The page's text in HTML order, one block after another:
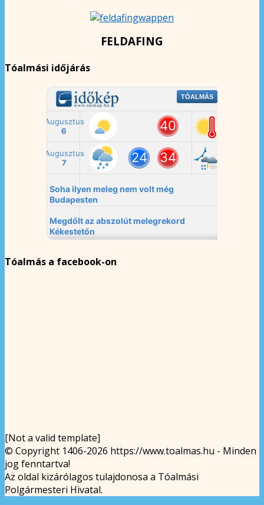
FELDAFING
Tóalmási időjárás
Tóalmás a facebook-on
[Not a valid template]
© Copyright 1406-2026 https://www.toalmas.hu - Minden
jog fenntartva!
Az oldal kizárólagos tulajdonosa a Tóalmási
Polgármesteri Hivatal.